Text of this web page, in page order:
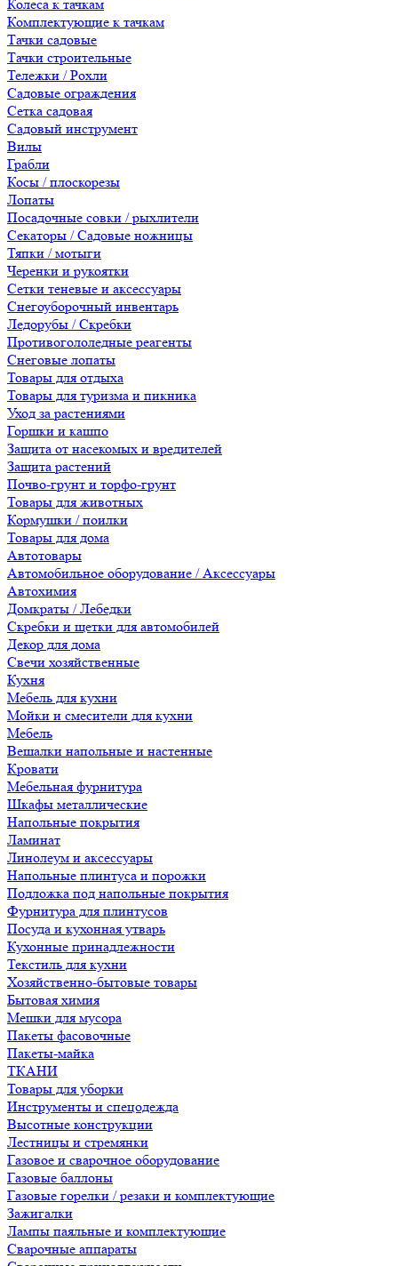
Колеса к тачкам
Комплектующие к тачкам
Тачки садовые
Тачки строительные
Тележки / Рохли
Садовые ограждения
Сетка садовая
Садовый инструмент
Вилы
Грабли
Косы / плоскорезы
Лопаты
Посадочные совки / рыхлители
Секаторы / Садовые ножницы
Тяпки / мотыги
Черенки и рукоятки
Сетки теневые и аксессуары
Снегоуборочный инвентарь
Ледорубы / Скребки
Противогололедные реагенты
Снеговые лопаты
Товары для отдыха
Товары для туризма и пикника
Уход за растениями
Горшки и кашпо
Защита от насекомых и вредителей
Защита растений
Почво-грунт и торфо-грунт
Товары для животных
Кормушки / поилки
Товары для дома
Автотовары
Автомобильное оборудование / Аксессуары
Автохимия
Домкраты / Лебедки
Скребки и щетки для автомобилей
Декор для дома
Свечи хозяйственные
Кухня
Мебель для кухни
Мойки и смесители для кухни
Мебель
Вешалки напольные и настенные
Кровати
Мебельная фурнитура
Шкафы металлические
Напольные покрытия
Ламинат
Линолеум и аксессуары
Напольные плинтуса и порожки
Подложка под напольные покрытия
Фурнитура для плинтусов
Посуда и кухонная утварь
Кухонные принадлежности
Текстиль для кухни
Хозяйственно-бытовые товары
Бытовая химия
Мешки для мусора
Пакеты фасовочные
Пакеты-майка
ТКАНИ
Товары для уборки
Инструменты и спецодежда
Высотные конструкции
Лестницы и стремянки
Газовое и сварочное оборудование
Газовые баллоны
Газовые горелки / резаки и комплектующие
Зажигалки
Лампы паяльные и комплектующие
Сварочные аппараты